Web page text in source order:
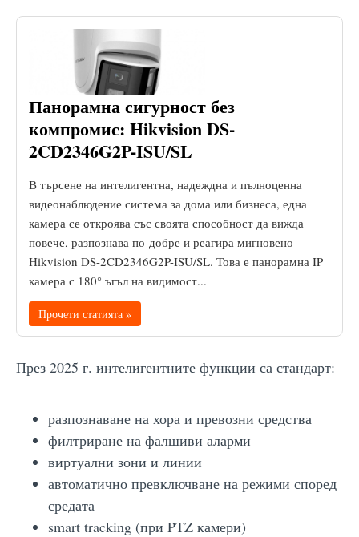
Панорамна сигурност без
компромис: Hikvision DS-
2CD2346G2P-ISU/SL
В търсене на интелигентна, надеждна и пълноценна
видеонаблюдение система за дома или бизнеса, една
камера се откроява със своята способност да вижда
повече, разпознава по-добре и реагира мигновено —
Hikvision DS-2CD2346G2P-ISU/SL. Това е панорамна IP
камера с 180° ъгъл на видимост...
Прочети статията »
През 2025 г. интелигентните функции са стандарт:
разпознаване на хора и превозни средства
филтриране на фалшиви аларми
виртуални зони и линии
автоматично превключване на режими според
средата
smart tracking (при PTZ камери)